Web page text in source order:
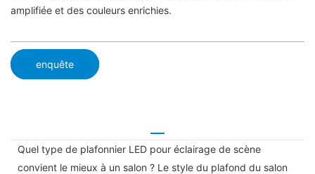
amplifiée et des couleurs enrichies.
enquête
Quel type de plafonnier LED pour éclairage de scène
convient le mieux à un salon ? Le style du plafond du salon